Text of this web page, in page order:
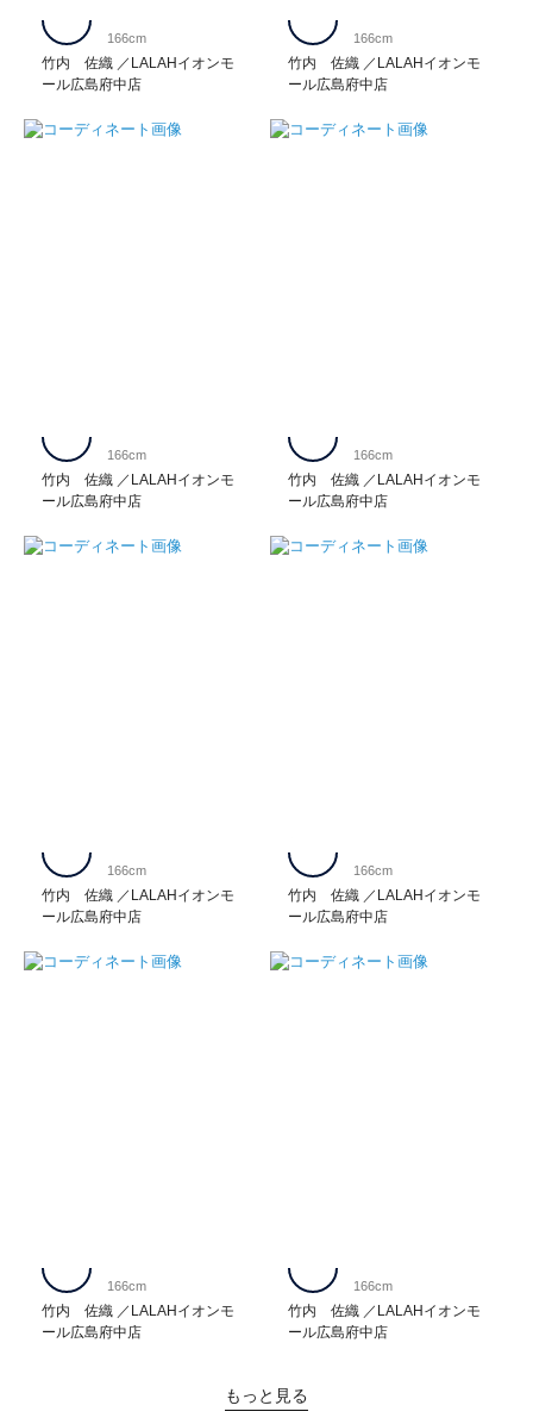
竹内 佐織
LALAHイオンモ
ール広島府中店
166cm
竹内 佐織
LALAHイオンモ
ール広島府中店
166cm
竹内 佐織
LALAHイオンモ
ール広島府中店
166cm
竹内 佐織
LALAHイオンモ
ール広島府中店
166cm
竹内 佐織
LALAHイオンモ
ール広島府中店
166cm
竹内 佐織
LALAHイオンモ
ール広島府中店
166cm
竹内 佐織
LALAHイオンモ
ール広島府中店
166cm
竹内 佐織
LALAHイオンモ
ール広島府中店
166cm
もっと見る